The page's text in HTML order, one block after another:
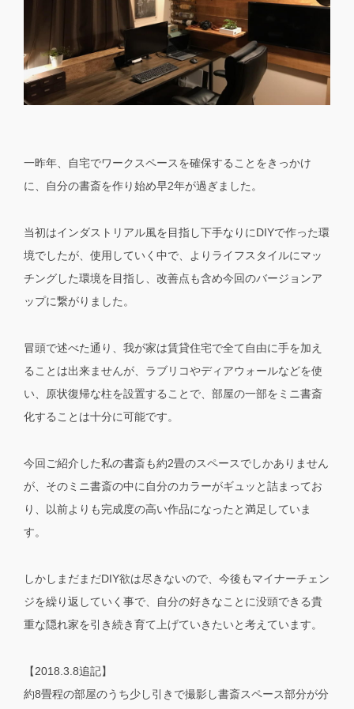
一昨年、自宅でワークスペースを確保することをきっかけ
に、自分の書斎を作り始め早2年が過ぎました。
当初はインダストリアル風を目指し下手なりにDIYで作った環
境でしたが、使用していく中で、よりライフスタイルにマッ
チングした環境を目指し、改善点も含め今回のバージョンア
ップに繋がりました。
冒頭で述べた通り、我が家は賃貸住宅で全て自由に手を加え
ることは出来ませんが、ラブリコやディアウォールなどを使
い、原状復帰な柱を設置することで、部屋の一部をミニ書斎
化することは十分に可能です。
今回ご紹介した私の書斎も約2畳のスペースでしかありません
が、そのミニ書斎の中に自分のカラーがギュッと詰まってお
り、以前よりも完成度の高い作品になったと満足していま
す。
しかしまだまだDIY欲は尽きないので、今後もマイナーチェン
ジを繰り返していく事で、自分の好きなことに没頭できる貴
重な隠れ家を引き続き育て上げていきたいと考えています。
【2018.3.8追記】
約8畳程の部屋のうち少し引きで撮影し書斎スペース部分が分